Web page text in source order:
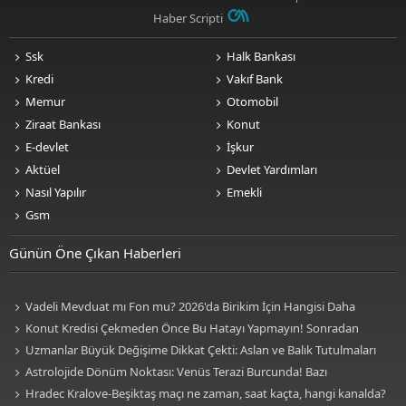
Haber Scripti
Ssk
Kredi
Memur
Ziraat Bankası
E-devlet
Aktüel
Nasıl Yapılır
Gsm
Halk Bankası
Vakıf Bank
Otomobil
Konut
İşkur
Devlet Yardımları
Emekli
Günün Öne Çıkan Haberleri
Vadeli Mevduat mı Fon mu? 2026'da Birikim İçin Hangisi Daha
Avantajlı? Nelere Dikkat Edilmeli?
Konut Kredisi Çekmeden Önce Bu Hatayı Yapmayın! Sonradan
Pişman Olabilirsiniz
Uzmanlar Büyük Değişime Dikkat Çekti: Aslan ve Balık Tutulmaları
Neleri Değiştirecek?
Astrolojide Dönüm Noktası: Venüs Terazi Burcunda! Bazı
Sektörlerde Dengeler Değişecek...
Hradec Kralove-Beşiktaş maçı ne zaman, saat kaçta, hangi kanalda?